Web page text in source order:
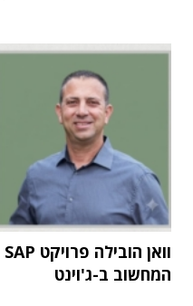
המחשוב ב-ג'וינט